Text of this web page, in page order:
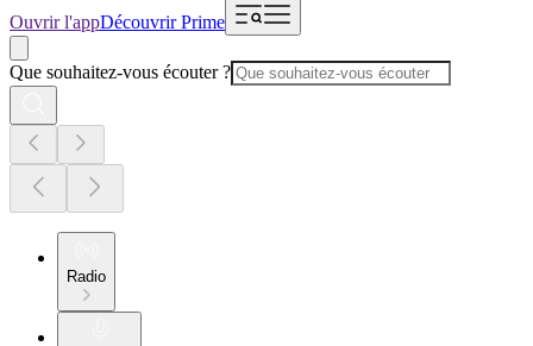
Ouvrir l'appDécouvrir Prime
Que souhaitez-vous écouter ?
Radio